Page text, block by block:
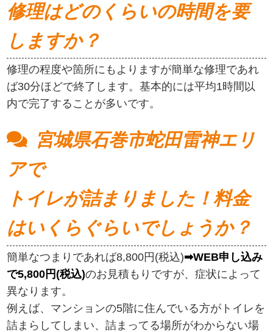
修理はどのくらいの時間を要
しますか？
修理の程度や箇所にもよりますが簡単な修理であれ
ば30分ほどで終了します。基本的には平均1時間以
内で完了することが多いです。
宮城県石巻市蛇田雷神エリ
アで
トイレが詰まりました！料金
はいくらぐらいでしょうか？
簡単なつまりであれば8,800円(税込)➡WEB申し込み
で5,800円(税込)のお見積もりですが、症状によって
異なります。
例えば、マンションの5階に住んでいる方がトイレを
詰まらしてしまい、詰まってる場所がわからない場